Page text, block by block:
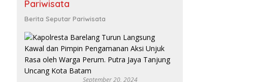
Pariwisata
Berita Seputar Pariwisata
September 20, 2024